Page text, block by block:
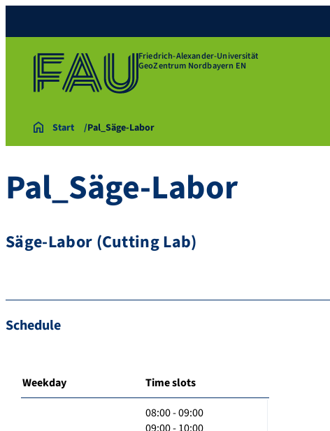
Friedrich-Alexander-Universität
GeoZentrum Nordbayern EN
Start Pal_Säge-Labor
Pal_Säge-Labor
Säge-Labor (Cutting Lab)
Schedule
Weekday Time slots
08:00 - 09:00
09:00 - 10:00